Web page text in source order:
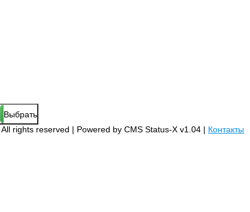
All rights reserved | Powered by CMS Status-X v1.04 | Контакты